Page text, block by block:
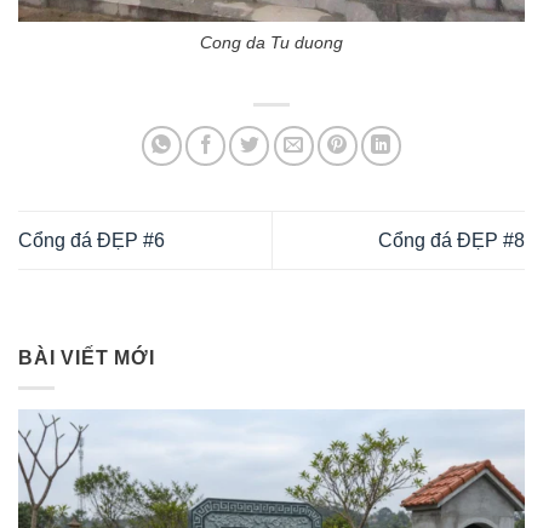
Cong da Tu duong
Cổng đá ĐẸP #6 Cổng đá ĐẸP #8
BÀI VIẾT MỚI